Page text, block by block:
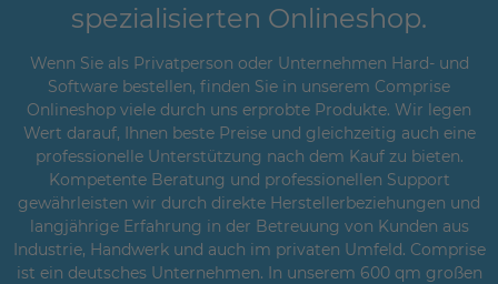
spezialisierten Onlineshop.
Wenn Sie als Privatperson oder Unternehmen Hard- und
Software bestellen, finden Sie in unserem Comprise
Onlineshop viele durch uns erprobte Produkte. Wir legen
Wert darauf, Ihnen beste Preise und gleichzeitig auch eine
professionelle Unterstützung nach dem Kauf zu bieten.
Kompetente Beratung und professionellen Support
gewährleisten wir durch direkte Herstellerbeziehungen und
langjährige Erfahrung in der Betreuung von Kunden aus
Industrie, Handwerk und auch im privaten Umfeld. Comprise
ist ein deutsches Unternehmen. In unserem 600 qm großen